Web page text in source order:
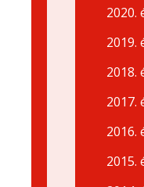
2020.
2019.
2018.
2017.
2016.
2015.